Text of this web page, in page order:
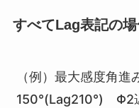
すべてLag表記の
（例）最大感度角
150°(Lag210°) Φ2